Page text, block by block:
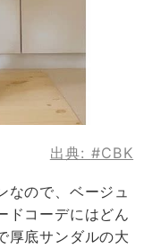
出典: #CBK
なので、ベージュ
ドコーデにはどん
厚底サンダルの大